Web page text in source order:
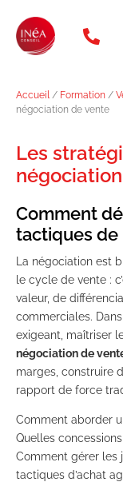
Accueil/ Formation /
négociation de vente
Les
Comment
tactiques de
La négociation est
le cycle de vente :
valeur, de
commerciales.
exigeant, maîtriser
négociation de
marges, construire
rapport de force
Comment aborder
Quelles
Comment gérer les
tactiques d’achat